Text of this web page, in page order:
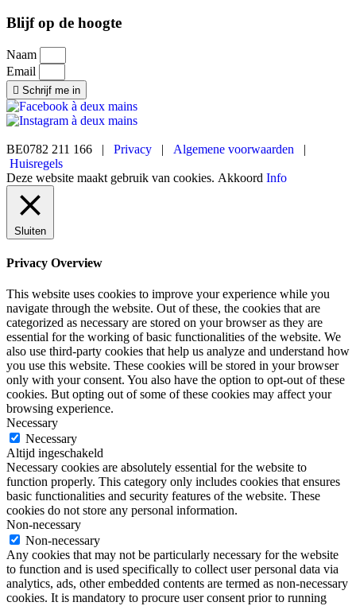
Blijf op de hoogte
Naam
Email
Schrijf me in
BE0782 211 166 | Privacy | Algemene voorwaarden |
Huisregels
Deze website maakt gebruik van cookies. Akkoord Info
Sluiten
Privacy Overview
This website uses cookies to improve your experience while you
navigate through the website. Out of these, the cookies that are
categorized as necessary are stored on your browser as they are
essential for the working of basic functionalities of the website. We
also use third-party cookies that help us analyze and understand how
you use this website. These cookies will be stored in your browser
only with your consent. You also have the option to opt-out of these
cookies. But opting out of some of these cookies may affect your
browsing experience.
Necessary
Necessary
Altijd ingeschakeld
Necessary cookies are absolutely essential for the website to
function properly. This category only includes cookies that ensures
basic functionalities and security features of the website. These
cookies do not store any personal information.
Non-necessary
Non-necessary
Any cookies that may not be particularly necessary for the website
to function and is used specifically to collect user personal data via
analytics, ads, other embedded contents are termed as non-necessary
cookies. It is mandatory to procure user consent prior to running